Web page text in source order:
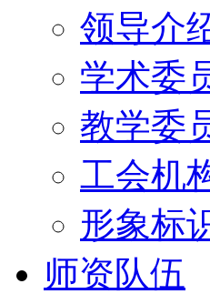
领导介
学术委
教学委
工会机
形象标
师资队伍